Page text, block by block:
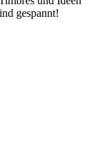
gespannt!